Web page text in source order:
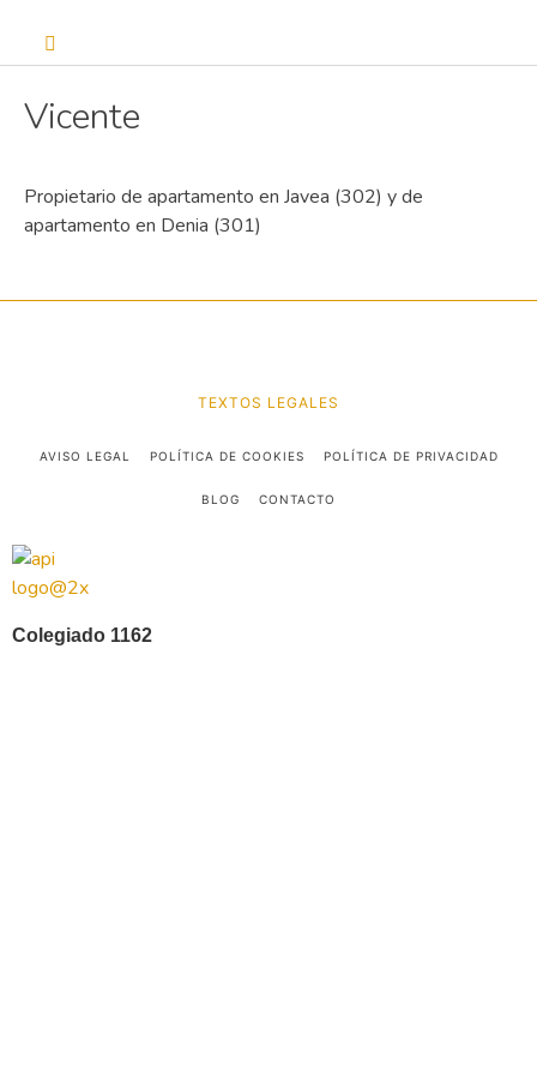
Vicente
Propietario de apartamento en Javea (302) y de
apartamento en Denia (301)
TEXTOS LEGALES
AVISO LEGAL POLÍTICA DE COOKIES POLÍTICA DE PRIVACIDAD
BLOG CONTACTO
Colegiado 1162